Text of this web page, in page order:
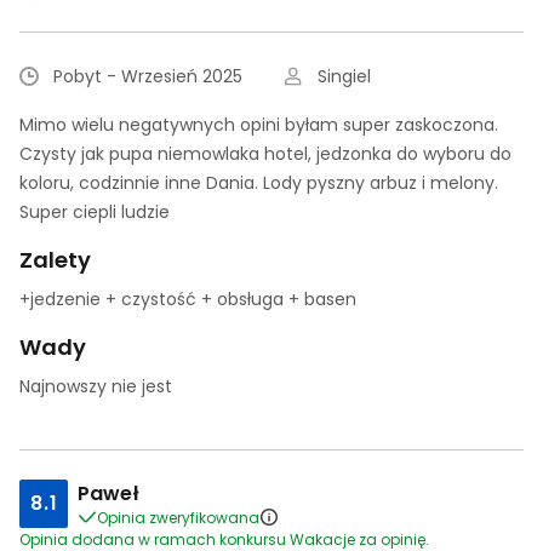
Pobyt - Wrzesień 2025
Singiel
Mimo wielu negatywnych opini byłam super zaskoczona.
Czysty jak pupa niemowlaka hotel, jedzonka do wyboru do
koloru, codzinnie inne Dania. Lody pyszny arbuz i melony.
Super ciepli ludzie
Zalety
+jedzenie + czystość + obsługa + basen
Wady
Najnowszy nie jest
8.1 Paweł
Opinia zweryfikowana
Opinia dodana w ramach konkursu Wakacje za opinię.